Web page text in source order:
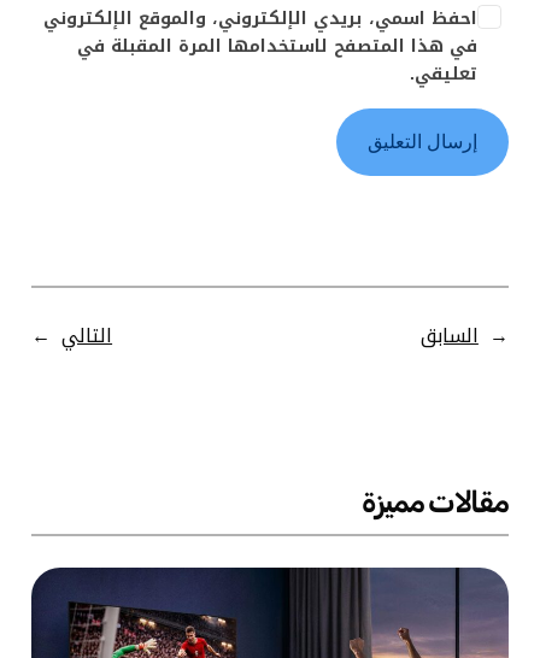
احفظ اسمي، بريدي الإلكتروني، والموقع الإلكتروني
في هذا المتصفح لاستخدامها المرة المقبلة في
تعليقي.
← السابق التالي →
مقالات مميزة